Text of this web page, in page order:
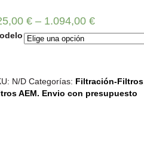
€ – 1.094,00€
N/D Categorías: Filtración-Filtros
AEM. Envio con presupuesto